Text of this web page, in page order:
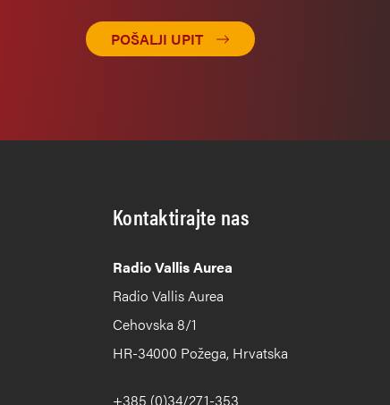
POŠALJI UPIT
Kontaktirajte nas
Radio Vallis Aurea
Radio Vallis Aurea
Cehovska 8/1
HR-34000 Požega, Hrvatska
+385 (0)34/271-353